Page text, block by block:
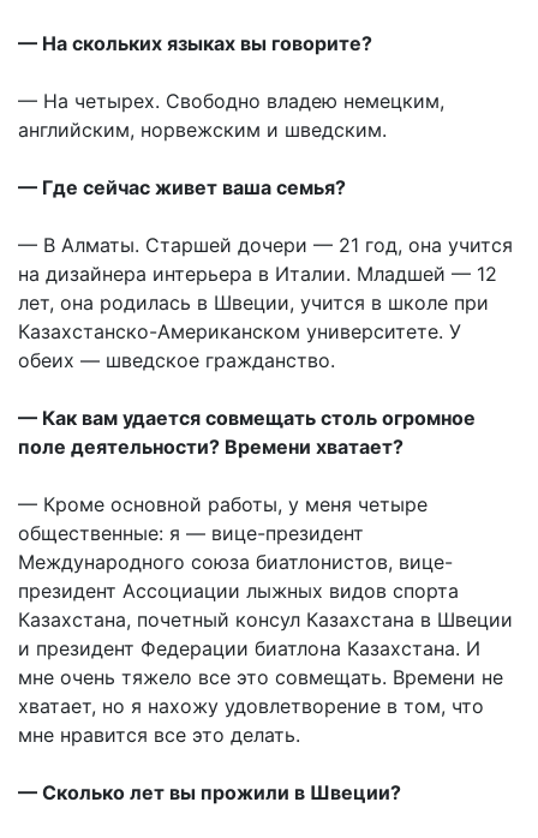
— На скольких языках вы говорите?
— На четырех. Свободно владею немецким,
английским, норвежским и шведским.
— Где сейчас живет ваша семья?
— В Алматы. Старшей дочери — 21 год, она учится
на дизайнера интерьера в Италии. Младшей — 12
лет, она родилась в Швеции, учится в школе при
Казахстанско-Американском университете. У
обеих — шведское гражданство.
— Как вам удается совмещать столь огромное
поле деятельности? Времени хватает?
— Кроме основной работы, у меня четыре
общественные: я — вице-президент
Международного союза биатлонистов, вице-
президент Ассоциации лыжных видов спорта
Казахстана, почетный консул Казахстана в Швеции
и президент Федерации биатлона Казахстана. И
мне очень тяжело все это совмещать. Времени не
хватает, но я нахожу удовлетворение в том, что
мне нравится все это делать.
— Сколько лет вы прожили в Швеции?